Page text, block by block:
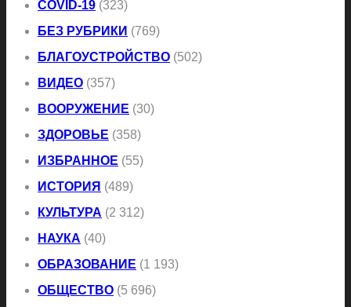
COVID-19 (323)
БЕЗ РУБРИКИ (769)
БЛАГОУСТРОЙСТВО (502)
ВИДЕО (357)
ВООРУЖЕНИЕ (30)
ЗДОРОВЬЕ (358)
ИЗБРАННОЕ (55)
ИСТОРИЯ (489)
КУЛЬТУРА (2 312)
НАУКА (40)
ОБРАЗОВАНИЕ (1 193)
ОБЩЕСТВО (5 696)